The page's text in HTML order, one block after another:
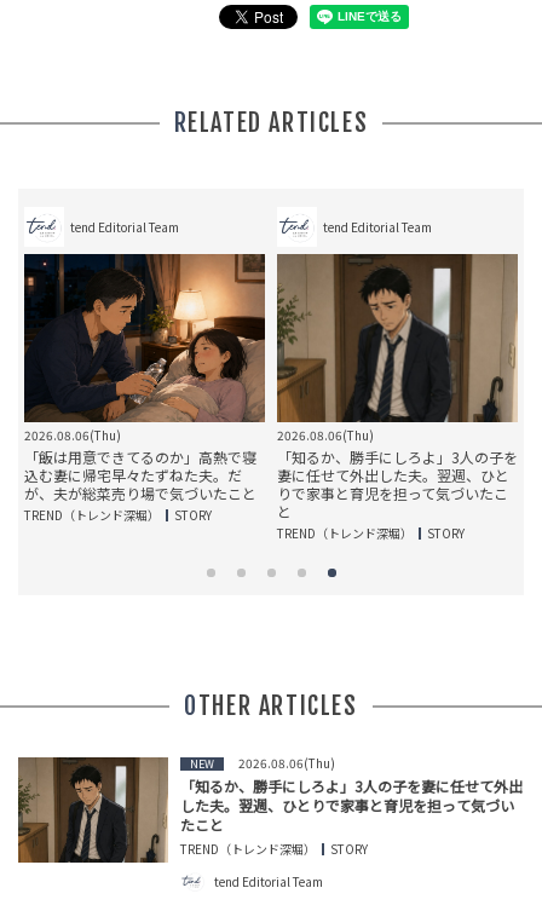
RELATED ARTICLES
tend Editorial Team
2026.08.06(Thu)
「飯は用意できてるのか」高熱で寝
込む妻に帰宅早々たずねた夫。だ
が、夫が総菜売り場で気づいたこと
TREND（トレンド深堀） STORY
tend Editorial Team
2026.08.06(Thu)
「知るか、勝手にしろよ」3人の子を
妻に任せて外出した夫。翌週、ひと
りで家事と育児を担って気づいたこ
と
TREND（トレンド深堀） STORY
OTHER ARTICLES
NEW 2026.08.06(Thu)
「知るか、勝手にしろよ」3人の子を妻に任せて外出
した夫。翌週、ひとりで家事と育児を担って気づい
たこと
TREND（トレンド深堀）
STORY
tend Editorial Team